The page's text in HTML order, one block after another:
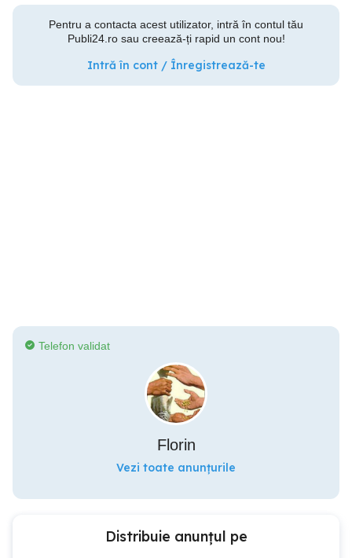
Pentru a contacta acest utilizator, intră în contul tău
Publi24.ro sau creează-ți rapid un cont nou!
Intră în cont / Înregistrează-te
Telefon validat
Florin
Vezi toate anunțurile
Distribuie anunțul pe